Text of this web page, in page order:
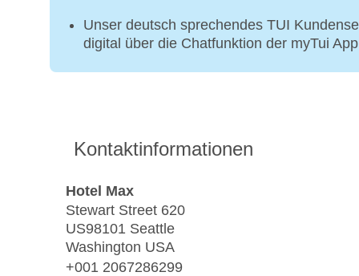
Unser deutsch sprechendes TUI
digital über die Chatfunktion der myTui
Kontaktinformationen
Hotel Max
Stewart Street 620
US98101 Seattle
Washington USA
+001 2067286299